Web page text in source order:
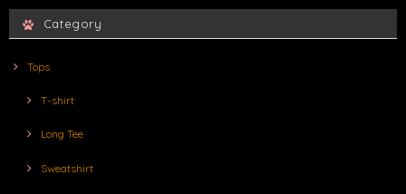
Category
Tops
T-shirt
Long Tee
Sweatshirt